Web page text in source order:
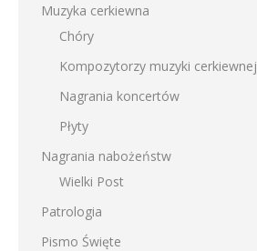
Muzyka cerkiewna
Chóry
Kompozytorzy muzyki cerkiewnej
Nagrania koncertów
Płyty
Nagrania nabożeństw
Wielki Post
Patrologia
Pismo Święte